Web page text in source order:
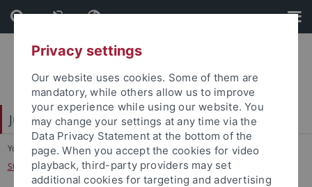
Skip
to
content
Skip
to
footer
Juristische Fakultät
You are here: Home
...
Strafvollzug (einschließlich Grundzügen des Jugendstrafvollzugs)
Privacy settings
Our website uses cookies. Some of them are
mandatory, while others allow us to improve
your experience while using our website. You
may change your settings at any time via the
Data Privacy Statement at the bottom of the
page. When you accept the cookies for video
playback, third-party providers may set
additional cookies for targeting and advertising